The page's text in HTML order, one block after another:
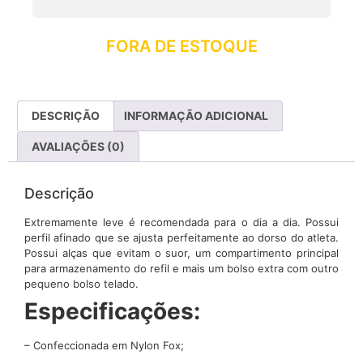
FORA DE ESTOQUE
DESCRIÇÃO INFORMAÇÃO ADICIONAL
AVALIAÇÕES (0)
Descrição
Extremamente leve é recomendada para o dia a dia. Possui
perfil afinado que se ajusta perfeitamente ao dorso do atleta.
Possui alças que evitam o suor, um compartimento principal
para armazenamento do refil e mais um bolso extra com outro
pequeno bolso telado.
Especificações:
– Confeccionada em Nylon Fox;